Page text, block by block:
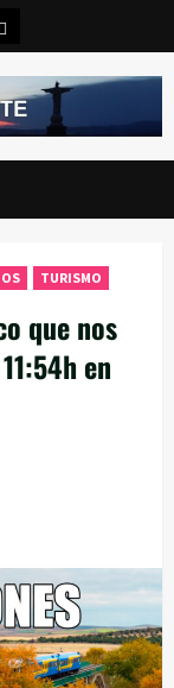
Email
TURISMO
que nos
en